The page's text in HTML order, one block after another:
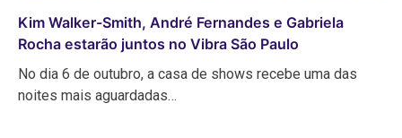
Kim Walker-Smith, André Fernandes e Gabriela
Rocha estarão juntos no Vibra São Paulo
No dia 6 de outubro, a casa de shows recebe uma das
noites mais aguardadas…